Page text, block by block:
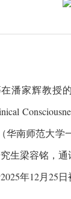
家辉教授
华南师范大
生梁容铭，
年12月25日